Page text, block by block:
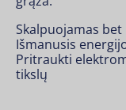
Skalpuojamas
Išmanusis
Pritraukti
tikslų